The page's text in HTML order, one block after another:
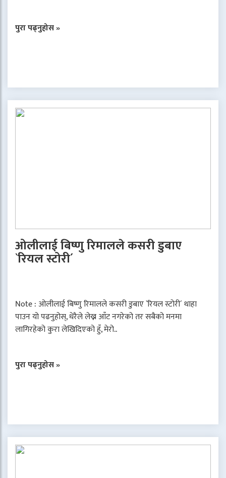
पुरा पढ्नुहोस »
ओलीलाई बिष्णु रिमालले कसरी डुबाए
`रियल स्टोरी´
Note : ओलीलाई बिष्णु रिमालले कसरी डुबाए `रियल स्टोरी´ थाहा
पाउन यो पढनुहोस्, धेरैले लेख्न आँट नगरेको तर सबैको मनमा
लागिरहेको कुरा लेखिदिएको हुँ, मेरो..
पुरा पढ्नुहोस »